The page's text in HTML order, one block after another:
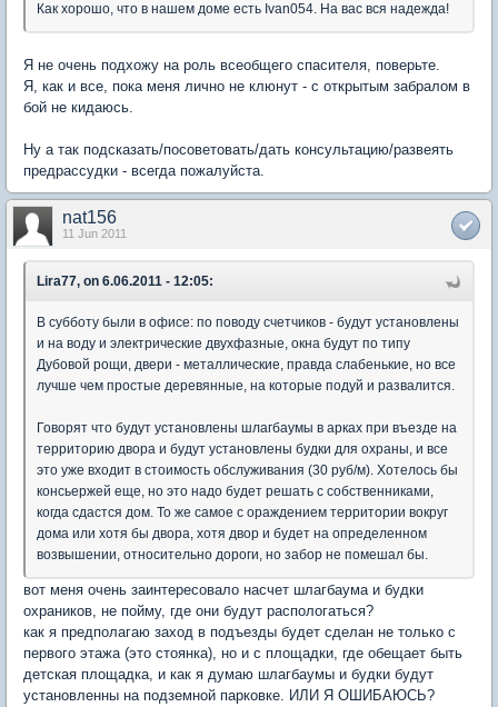
Как хорошо, что в нашем доме есть Ivan054. На вас вся надежда!
Я не очень подхожу на роль всеобщего спасителя, поверьте.
Я, как и все, пока меня лично не клюнут - с открытым забралом в
бой не кидаюсь.
Ну а так подсказать/посоветовать/дать консультацию/развеять
предрассудки - всегда пожалуйста.
nat156
11 Jun 2011
Lira77, on 6.06.2011 - 12:05:
В субботу были в офисе: по поводу счетчиков - будут установлены
и на воду и электрические двухфазные, окна будут по типу
Дубовой рощи, двери - металлические, правда слабенькие, но все
лучше чем простые деревянные, на которые подуй и развалится.
Говорят что будут установлены шлагбаумы в арках при въезде на
территорию двора и будут установлены будки для охраны, и все
это уже входит в стоимость обслуживания (30 руб/м). Хотелось бы
консьержей еще, но это надо будет решать с собственниками,
когда сдастся дом. То же самое с ораждением территории вокруг
дома или хотя бы двора, хотя двор и будет на определенном
возвышении, относительно дороги, но забор не помешал бы.
вот меня очень заинтересовало насчет шлагбаума и будки
охраников, не пойму, где они будут распологаться?
как я предполагаю заход в подъезды будет сделан не только с
первого этажа (это стоянка), но и с площадки, где обещает быть
детская площадка, и как я думаю шлагбаумы и будки будут
установленны на подземной парковке. ИЛИ Я ОШИБАЮСЬ?